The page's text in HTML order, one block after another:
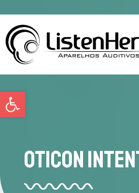
Abrir a barra de ferramentas
Oticon